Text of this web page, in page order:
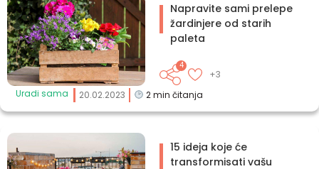
Uradi sama 20.02.2023 2min čitanja
Napravite sami prelepe
žardinjere od starih
paleta
4
+3
15 ideja koje će
transformisati vašu